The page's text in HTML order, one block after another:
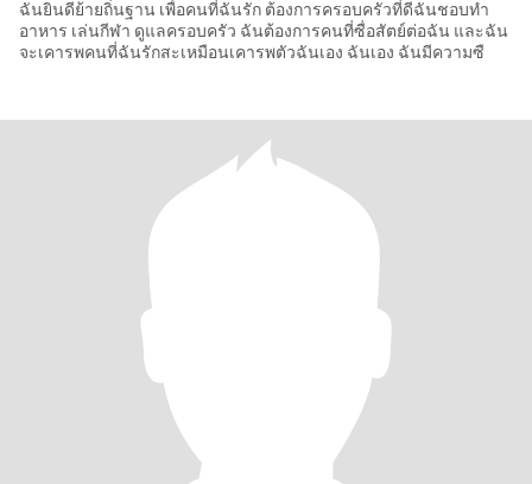
ฉันยินดีย้ายถิ่นฐาน เพื่อคนที่ฉันรัก ต้องการครอบครัวที่ดีฉันชอบทำ
อาหาร เล่นกีฬา ดูแลครอบครัว ฉันต้องการคนที่ซื่อสัตย์ต่อฉัน และฉัน
จะเคารพคนที่ฉันรักสะเหมือนเคารพตัวฉันเอง ฉันเอง ฉันมีความซื